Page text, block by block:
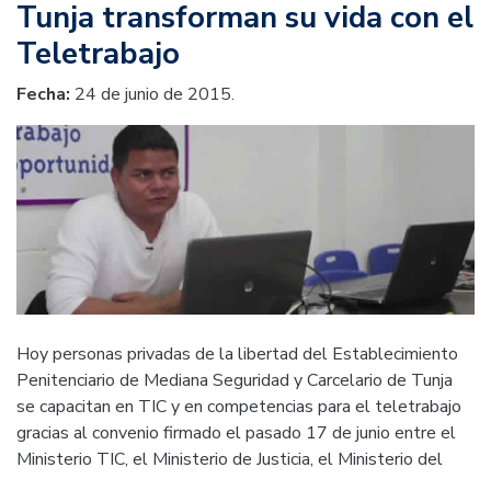
Tunja transforman su vida con el
Teletrabajo
Fecha: 24 de junio de 2015.
Hoy personas privadas de la libertad del Establecimiento
Penitenciario de Mediana Seguridad y Carcelario de Tunja
se capacitan en TIC y en competencias para el teletrabajo
gracias al convenio firmado el pasado 17 de junio entre el
Ministerio TIC, el Ministerio de Justicia, el Ministerio del